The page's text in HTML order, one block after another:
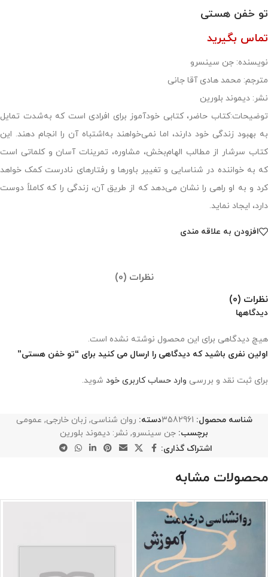
تو خفن هستی
تماس بگیرید
نویسنده: جن سینسرو
مترجم: محمد هادی آقا جانی
نشر: دیموند بلورین
توضیحات:کتاب حاضر، کتابی خودآموز برای افرادی است که به‌شدت تمایل
به بهبود زندگی خود دارند، اما نمی‌خواهند به‌اشتباه آن را انجام دهند. این
کتاب سرشار از مطالب الهام‌بخش، مشاوره، تمرینات آسان و کلماتی است
که به خواننده در شناسایی و تغییر باورها و رفتارهای نادرست کمک خواهد
کرد و به او راهی را نشان می‌دهد که از طریق آن، زندگی را که کاملاً دوست
دارد، ایجاد نماید.
افزودن به علاقه مندی
نظرات (0)
نظرات (0)
دیدگاهها
هیچ دیدگاهی برای این محصول نوشته نشده است.
اولین نفری باشید که دیدگاهی را ارسال می کنید برای “تو خفن هستی”
برای ثبت نقد و بررسی وارد حساب کاربری خود شوید.
شناسه محصول: 3582961دسته: روان شناسی, زبان خارجی, عمومی
برچسب: جن سینسرو, نشر: دیموند بلورین
اشتراک گذاری:
محصولات مشابه